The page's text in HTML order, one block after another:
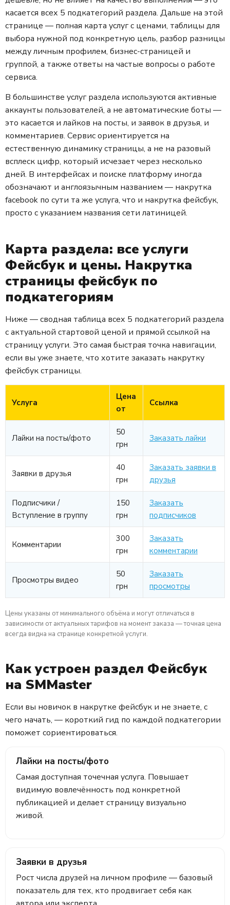
касается всех 5 подкатегорий раздела. Дальше на этой
странице — полная карта услуг с ценами, таблицы для
выбора нужной под конкретную цель, разбор разницы
между личным профилем, бизнес-страницей и
группой, а также ответы на частые вопросы о работе
сервиса.
В большинстве услуг раздела используются активные
аккаунты пользователей, а не автоматические боты —
это касается и лайков на посты, и заявок в друзья, и
комментариев. Сервис ориентируется на
естественную динамику страницы, а не на разовый
всплеск цифр, который исчезает через несколько
дней. В интерфейсах и поиске платформу иногда
обозначают и англоязычным названием — накрутка
facebook по сути та же услуга, что и накрутка фейсбук,
просто с указанием названия сети латиницей.
Карта раздела: все услуги
Фейсбук и цены. Накрутка
страницы фейсбук по
подкатегориям
Ниже — сводная таблица всех 5 подкатегорий раздела
с актуальной стартовой ценой и прямой ссылкой на
страницу услуги. Это самая быстрая точка навигации,
если вы уже знаете, что хотите заказать накрутку
фейсбук страницы.
Услуга
Цена
от
Ссылка
Лайки на посты/фото
50
грн
Заказать лайки
Заявки в друзья
40
грн
Заказать заявки в
друзья
Подписчики /
Вступление в группу
150
грн
Заказать
подписчиков
Комментарии
300
грн
Заказать
комментарии
Просмотры видео
50
грн
Заказать
просмотры
Цены указаны от минимального объёма и могут отличаться в
зависимости от актуальных тарифов на момент заказа — точная цена
всегда видна на странице конкретной услуги.
Как устроен раздел Фейсбук
на SMMaster
Если вы новичок в накрутке фейсбук и не знаете, с
чего начать, — короткий гид по каждой подкатегории
поможет сориентироваться.
Лайки на посты/фото
Самая доступная точечная услуга. Повышает
видимую вовлечённость под конкретной
публикацией и делает страницу визуально
живой.
Заявки в друзья
Рост числа друзей на личном профиле — базовый
показатель для тех, кто продвигает себя как